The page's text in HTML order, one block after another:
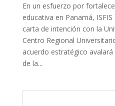
En un esfuerzo por
educativa en Panamá,
carta de intención con la
Centro Regional
acuerdo estratégico
de la...